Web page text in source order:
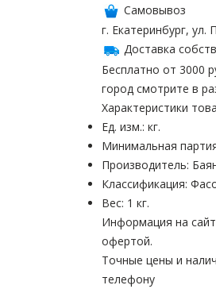
Самовывоз
г. Екатеринбург, ул.
Доставка
Бесплатно от 3000
город смотрите в
Характеристики
Ед. изм.: кг.
Минимальная
Производитель:
Классификация:
Вес: 1 кг.
Информация на
офертой.
Точные цены и
телефону